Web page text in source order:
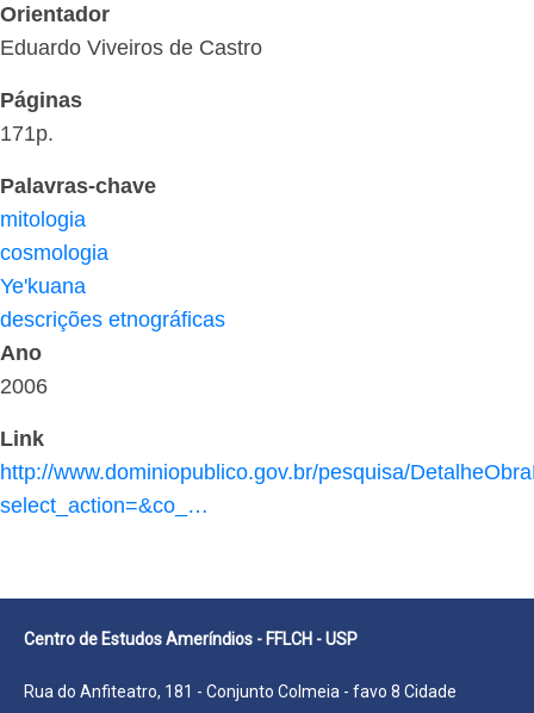
Orientador
Eduardo Viveiros de Castro
Páginas
171p.
Palavras-chave
mitologia
cosmologia
Ye'kuana
descrições etnográficas
Ano
2006
Link
http://www.dominiopublico.gov.br/pesquisa/
select_action=&co_…
Centro de Estudos Ameríndios - FFLCH - USP
Rua do Anfiteatro, 181 - Conjunto Colmeia - favo 8 Cidade